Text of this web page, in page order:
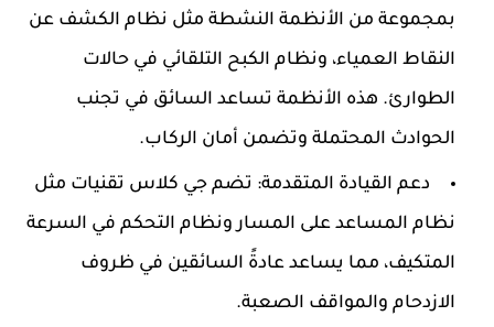
بمجموعة من الأنظمة النشطة مثل نظام الكشف عن
النقاط العمياء، ونظام الكبح التلقائي في حالات
الطوارئ. هذه الأنظمة تساعد السائق في تجنب
الحوادث المحتملة وتضمن أمان الركاب.
دعم القيادة المتقدمة: تضم جي كلاس تقنيات مثل
نظام المساعد على المسار ونظام التحكم في السرعة
المتكيف، مما يساعد عادةً السائقين في ظروف
الازدحام والمواقف الصعبة.